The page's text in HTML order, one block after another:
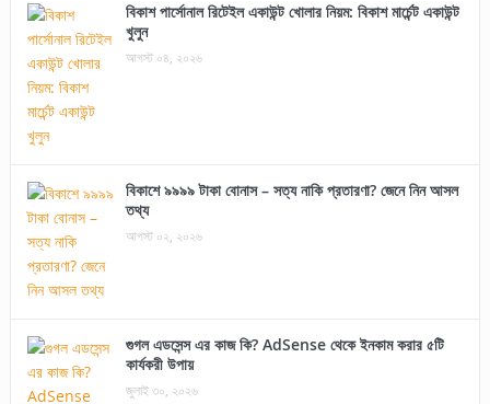
বিকাশ পার্সোনাল রিটেইল একাউন্ট খোলার নিয়ম: বিকাশ মার্চেন্ট একাউন্ট
খুলুন
আগস্ট ০৪, ২০২৬
বিকাশে ৯৯৯৯ টাকা বোনাস – সত্য নাকি প্রতারণা? জেনে নিন আসল
তথ্য
আগস্ট ০২, ২০২৬
গুগল এডসেন্স এর কাজ কি? AdSense থেকে ইনকাম করার ৫টি
কার্যকরী উপায়
জুলাই ৩০, ২০২৬